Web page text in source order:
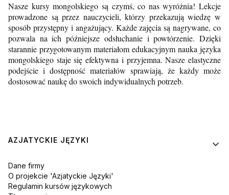
Nasze kursy mongolskiego są czymś, co nas wyróżnia! Lekcje
prowadzone są przez nauczycieli, którzy przekazują wiedzę w
sposób przystępny i angażujący. Każde zajęcia są nagrywane, co
pozwala na ich późniejsze odsłuchanie i powtórzenie. Dzięki
starannie przygotowanym materiałom edukacyjnym nauka języka
mongolskiego staje się efektywna i przyjemna. Nasze elastyczne
podejście i dostępność materiałów sprawiają, że każdy może
dostosować naukę do swoich indywidualnych potrzeb.
Linki w stopce
AZJATYCKIE JĘZYKI
Dane firmy
O projekcie 'Azjatyckie Języki'
Regulamin kursów językowych